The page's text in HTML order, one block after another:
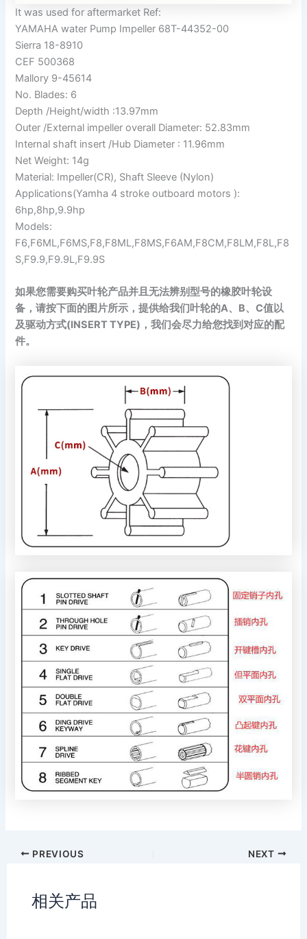
It was used for aftermarket Ref:
YAMAHA water Pump Impeller 68T-44352-00
Sierra 18-8910
CEF 500368
Mallory 9-45614
No. Blades: 6
Depth /Height/width :13.97mm
Outer /External impeller overall Diameter: 52.83mm
Internal shaft insert /Hub Diameter : 11.96mm
Net Weight: 14g
Material: Impeller(CR), Shaft Sleeve (Nylon)
Applications(Yamha 4 stroke outboard motors ):
6hp,8hp,9.9hp
Models:
F6,F6ML,F6MS,F8,F8ML,F8MS,F6AM,F8CM,F8LM,F8L,F8
S,F9.9,F9.9L,F9.9S
如果您需要购买叶轮产品并且无法辨别型号的橡胶叶轮设
备，请按下面的图片所示，提供给我们叶轮的A、B、C值以
及驱动方式(INSERT TYPE)，我们会尽力给您找到对应的配
件。
PREVIOUS NEXT
相关产品